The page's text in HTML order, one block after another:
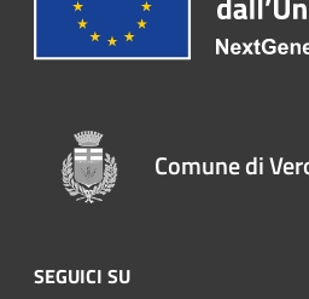
Comune di
SEGUICI SU